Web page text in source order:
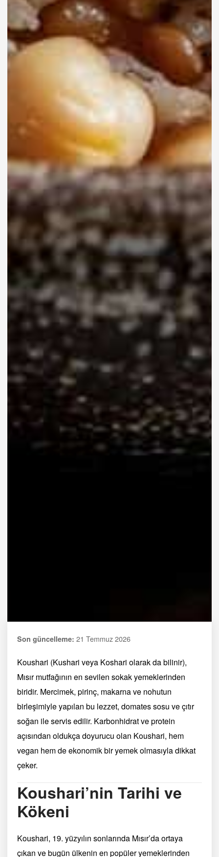
Son güncelleme: 21 Temmuz 2026
Koushari (Kushari veya Koshari olarak da bilinir),
Mısır mutfağının en sevilen sokak yemeklerinden
biridir. Mercimek, pirinç, makarna ve nohutun
birleşimiyle yapılan bu lezzet, domates sosu ve çıtır
soğan ile servis edilir. Karbonhidrat ve protein
açısından oldukça doyurucu olan Koushari, hem
vegan hem de ekonomik bir yemek olmasıyla dikkat
çeker.
Koushari’nin Tarihi ve
Kökeni
Koushari, 19. yüzyılın sonlarında Mısır’da ortaya
çıkan ve bugün ülkenin en popüler yemeklerinden